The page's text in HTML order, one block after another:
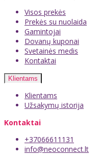
Visos prekės
Prekės su nuolaida
Gamintojai
Dovanų kuponai
Svetainės medis
Kontaktai
Klientams
Klientams
Užsakymų istorija
Kontaktai
+37066611131
info@neoconnect.lt